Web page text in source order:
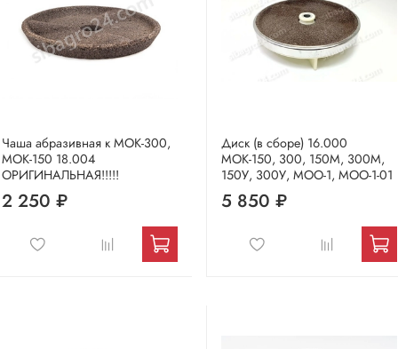
Чаша абразивная к МОК-300,
МОК-150 18.004
ОРИГИНАЛЬНАЯ!!!!!
2 250 ₽
Диск (в сборе) 16.000
МОК-150, 300, 150М, 300М,
150У, 300У, МОО-1, МОО-1-01
5 850 ₽